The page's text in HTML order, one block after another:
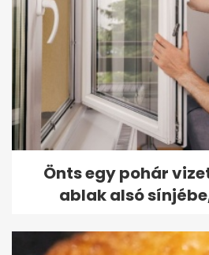
Önts egy pohár
ablak alsó